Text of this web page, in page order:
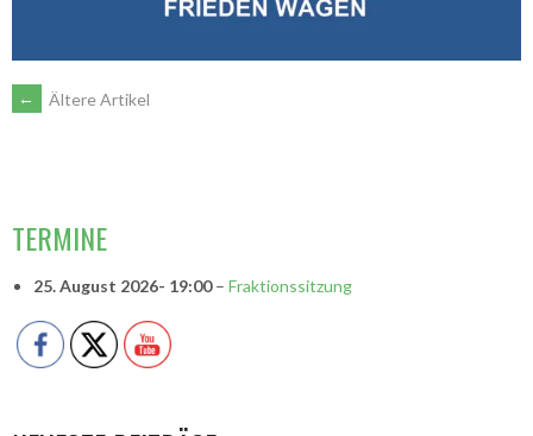
BEITRAGSNAVIGATION
← Ältere Artikel
TERMINE
25. August 2026- 19:00– Fraktionssitzung